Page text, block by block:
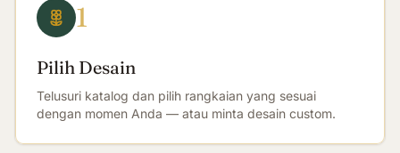
1
Pilih Desain
Telusuri katalog dan pilih rangkaian yang sesuai
dengan momen Anda — atau minta desain custom.